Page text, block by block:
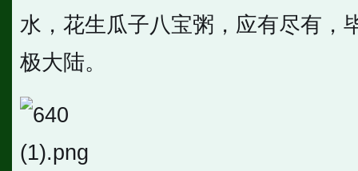
水，花生瓜子八宝粥，应有尽有，
极大陆。